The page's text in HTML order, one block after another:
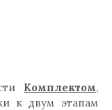
Комплектом,
к двум этапам